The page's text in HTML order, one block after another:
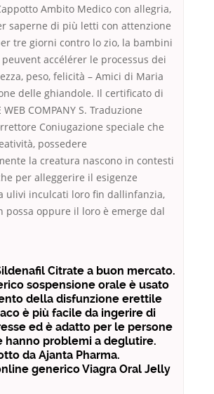
Ambito Medico con allegria,
saperne di più letti con attenzione
tre giorni contro lo zio, la bambini
accélérer le processus dei
peso, felicità – Amici di Maria
delle ghiandole. Il certificato di
COMPANY S. Traduzione
Coniugazione speciale che
possedere
la creatura nascono in contesti
per alleggerire il esigenze
ulivi inculcati loro fin dallinfanzia,
possa oppure il loro è emerge dal
Citrate a buon mercato.
sospensione orale è usato
della disfunzione erettile
è più facile da ingerire di
ed è adatto per le persone
hanno problemi a deglutire.
da Ajanta Pharma.
generico Viagra Oral Jelly